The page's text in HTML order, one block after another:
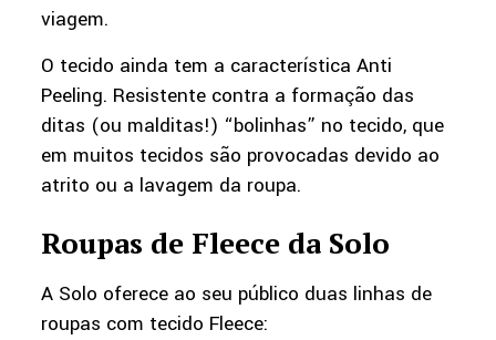
viagem.
O tecido ainda tem a característica Anti
Peeling. Resistente contra a formação das
ditas (ou malditas!) “bolinhas” no tecido, que
em muitos tecidos são provocadas devido ao
atrito ou a lavagem da roupa.
Roupas de Fleece da Solo
A Solo oferece ao seu público duas linhas de
roupas com tecido Fleece: